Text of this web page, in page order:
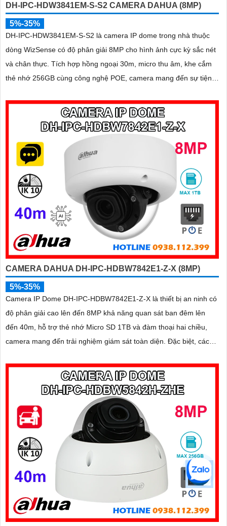
DH-IPC-HDW3841EM-S-S2 CAMERA DAHUA (8MP)
5%-35%
DH-IPC-HDW3841EM-S-S2 là camera IP dome trong nhà thuộc
dòng WizSense có độ phân giải 8MP cho hình ảnh cực kỳ sắc nét
và chân thực. Tích hợp hồng ngoại 30m, micro thu âm, khe cắm
thẻ nhớ 256GB cùng công nghệ POE, camera mang đến sự tiện
CAMERA DAHUA DH-IPC-HDBW7842E1-Z-X (8MP)
5%-35%
Camera IP Dome DH-IPC-HDBW7842E1-Z-X là thiết bị an ninh có
độ phân giải cao lên đến 8MP khả năng quan sát ban đêm lên
đến 40m, hỗ trợ thẻ nhớ Micro SD 1TB và đàm thoại hai chiều,
camera mang đến trải nghiệm giám sát toàn diện. Đặc biệt, các
giúp nâng cao hiệu quả quản lý và an ninh cho mọi không gian